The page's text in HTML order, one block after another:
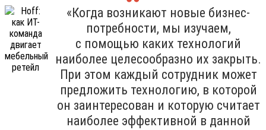
«Когда возникают новые бизнес-
потребности, мы изучаем,
с помощью каких технологий
наиболее целесообразно их закрыть.
При этом каждый сотрудник может
предложить технологию, в которой
он заинтересован и которую считает
наиболее эффективной в данной